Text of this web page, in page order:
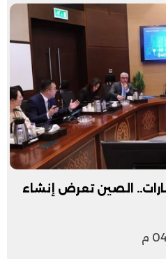
الصين تعرض إنشاء